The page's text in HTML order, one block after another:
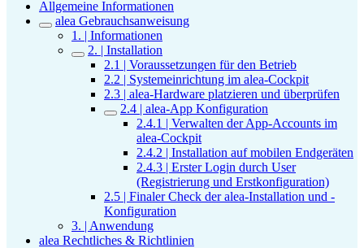
Allgemeine Informationen
alea Gebrauchsanweisung
1. | Informationen
2. | Installation
2.1 | Voraussetzungen für den Betrieb
2.2 | Systemeinrichtung im alea-Cockpit
2.3 | alea-Hardware platzieren und überprüfen
2.4 | alea-App Konfiguration
2.4.1 | Verwalten der App-Accounts im
alea-Cockpit
2.4.2 | Installation auf mobilen Endgeräten
2.4.3 | Erster Login durch User
(Registrierung und Erstkonfiguration)
2.5 | Finaler Check der alea-Installation und -
Konfiguration
3. | Anwendung
alea Rechtliches & Richtlinien